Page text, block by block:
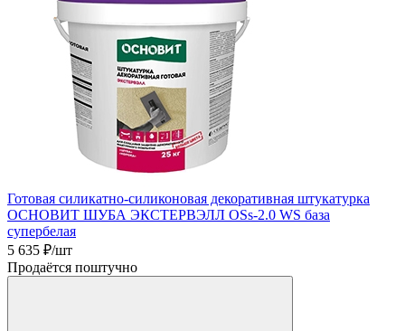
Готовая силикатно-силиконовая декоративная штукатурка
ОСНОВИТ ШУБА ЭКСТЕРВЭЛЛ ОSs-2.0 WS база
супербелая
5 635 ₽/шт
Продаётся поштучно